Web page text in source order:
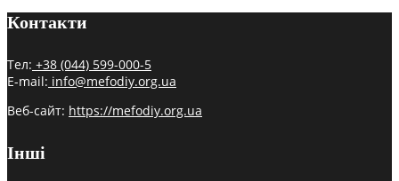
Контакти
Тел: +38 (044) 599-000-5
E-mail: info@mefodiy.org.ua
Веб-сайт: https://mefodiy.org.ua
Інші